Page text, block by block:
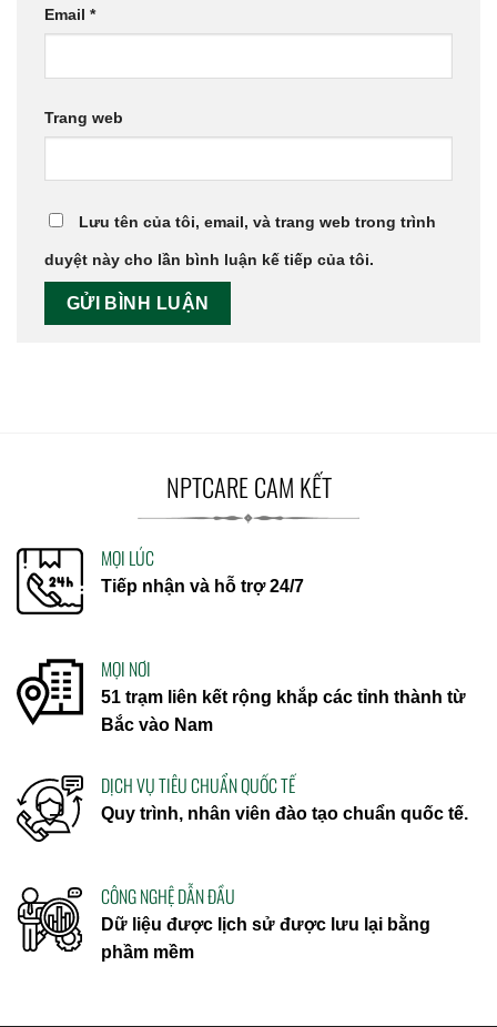
Email *
Trang web
Lưu tên của tôi, email, và trang web trong trình
duyệt này cho lần bình luận kế tiếp của tôi.
NPTCARE CAM KẾT
MỌI LÚC
Tiếp nhận và hỗ trợ 24/7
MỌI NƠI
51 trạm liên kết rộng khắp các tỉnh thành từ
Bắc vào Nam
DỊCH VỤ TIÊU CHUẨN QUỐC TẾ
Quy trình, nhân viên đào tạo chuẩn quốc tế.
CÔNG NGHỆ DẪN ĐẦU
Dữ liệu được lịch sử được lưu lại bằng
phầm mềm